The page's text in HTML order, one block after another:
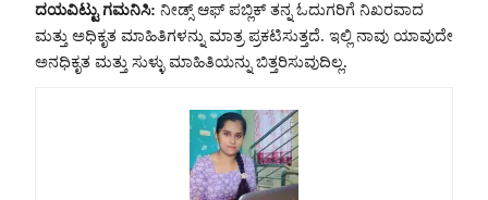
ದಯವಿಟ್ಟು ಗಮನಿಸಿ: ನೀಡ್ಸ್ ಆಫ್ ಪಬ್ಲಿಕ್ ತನ್ನ ಓದುಗರಿಗೆ ನಿಖರವಾದ
ಮತ್ತು ಅಧಿಕೃತ ಮಾಹಿತಿಗಳನ್ನು ಮಾತ್ರ ಪ್ರಕಟಿಸುತ್ತದೆ. ಇಲ್ಲಿ ನಾವು ಯಾವುದೇ
ಅನಧಿಕೃತ ಮತ್ತು ಸುಳ್ಳು ಮಾಹಿತಿಯನ್ನು ಬಿತ್ತರಿಸುವುದಿಲ್ಲ.